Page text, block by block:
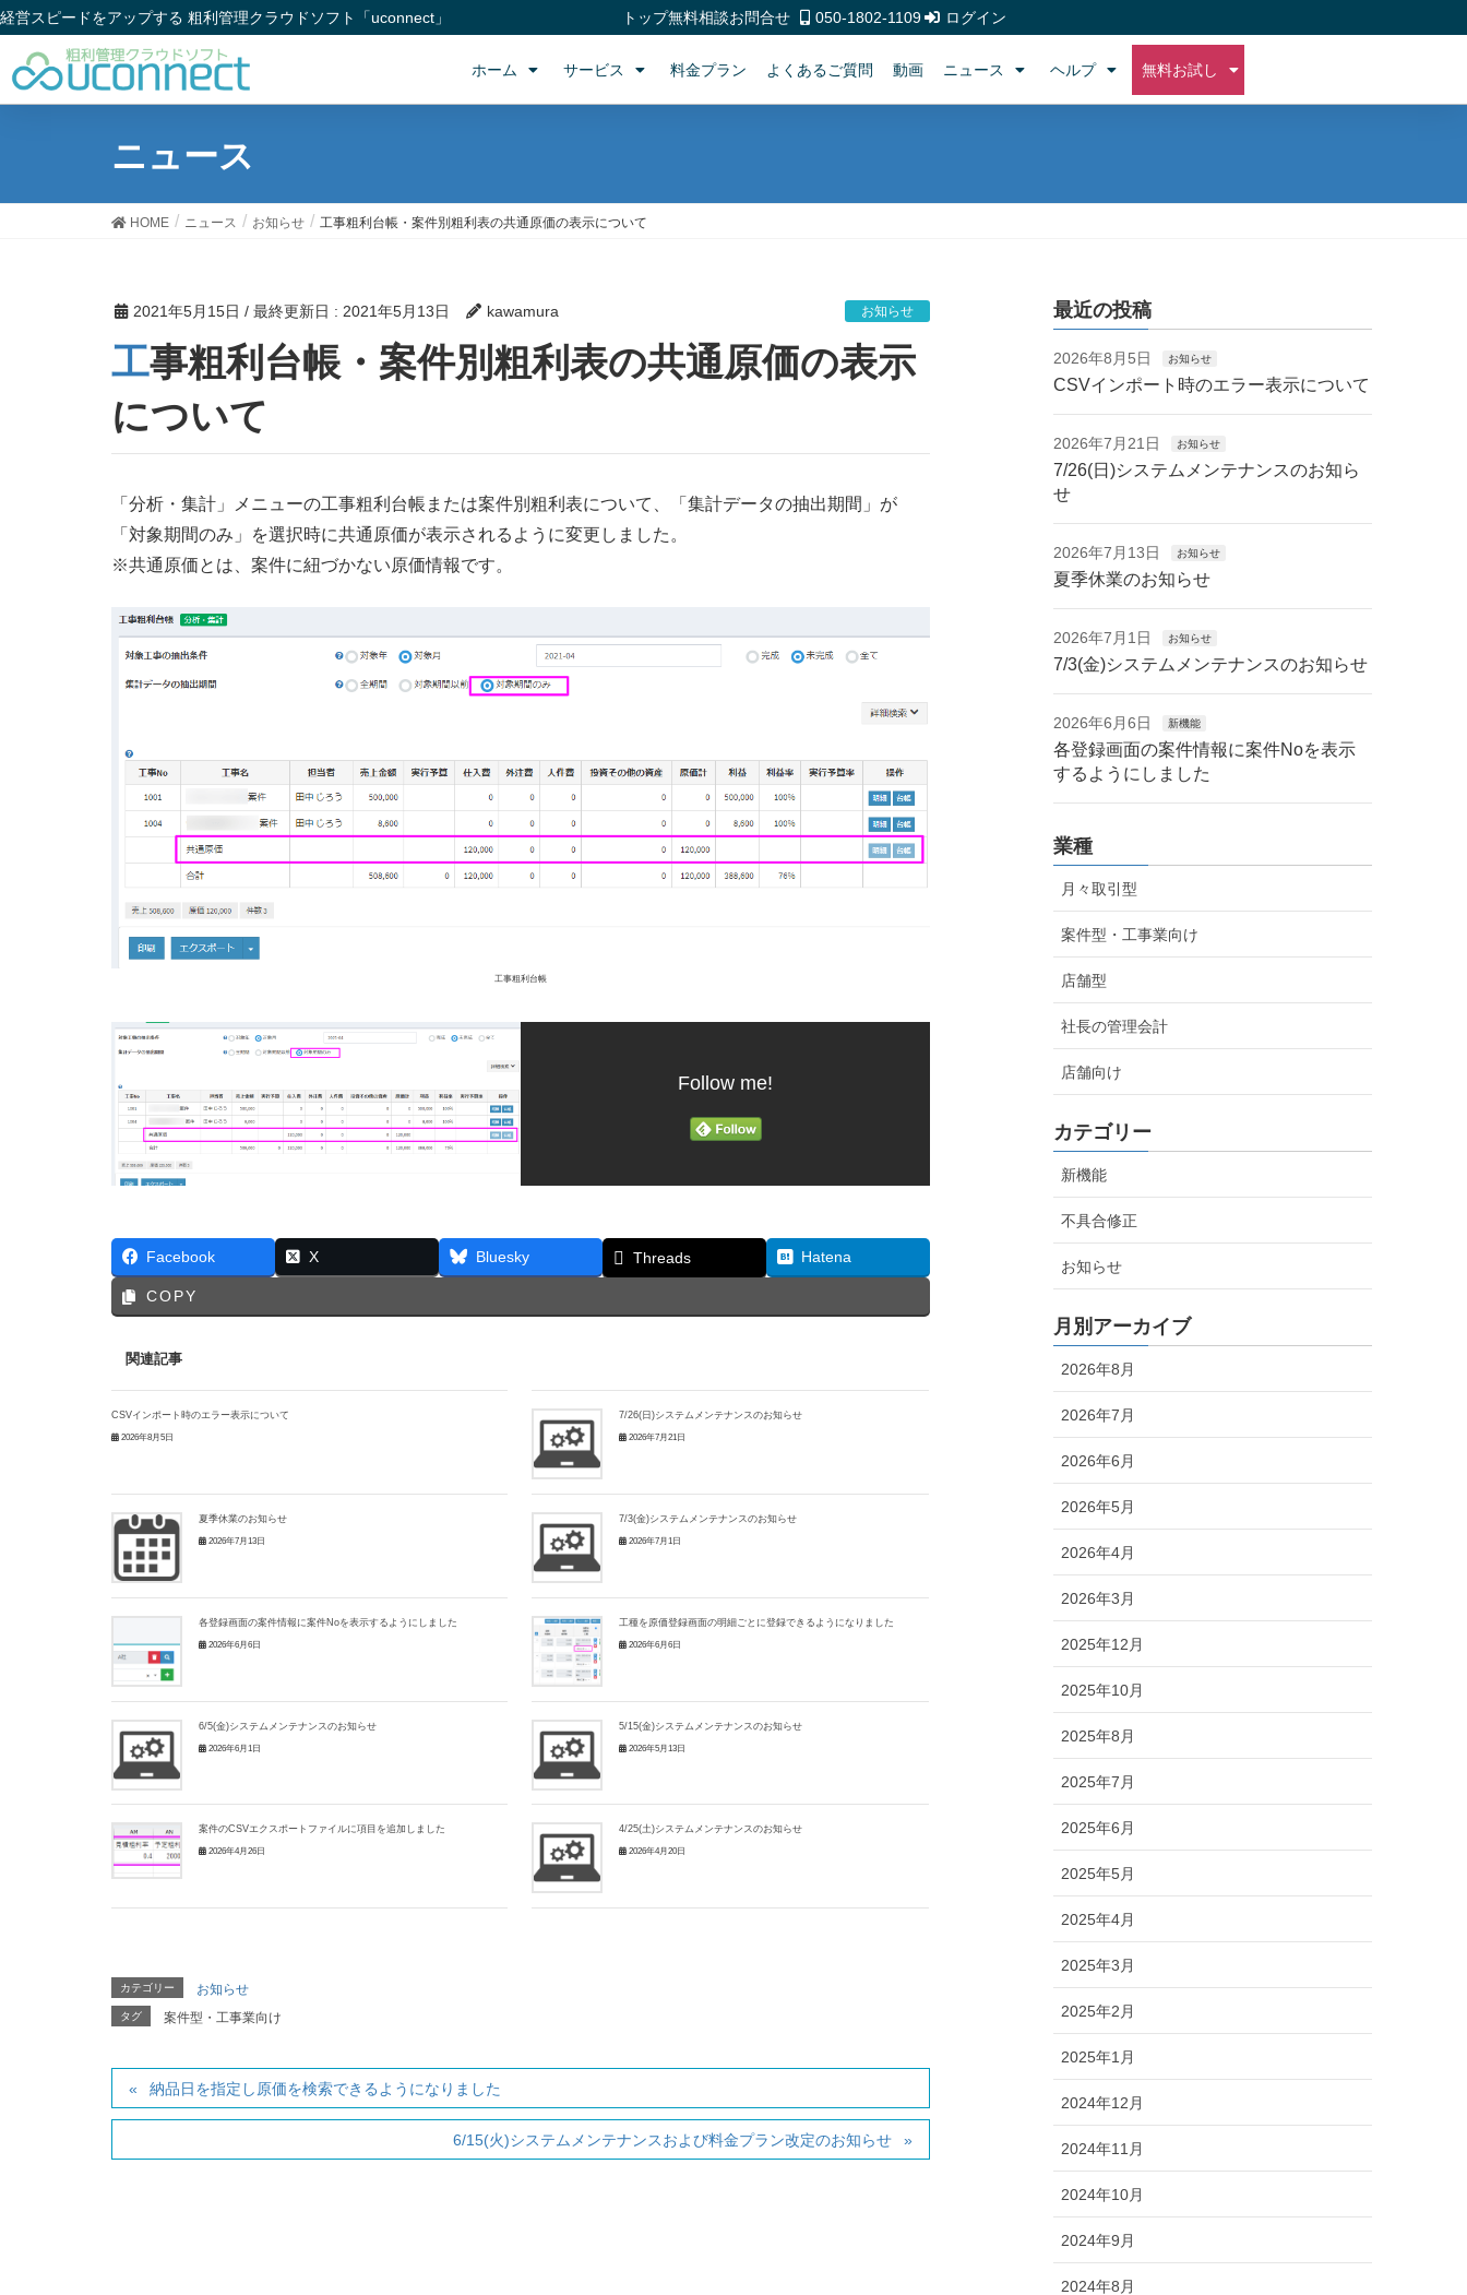
経営スピードをアップする 粗利管理クラウドソフト「uconnect」 トップ無料相談お問合せ 050-1802-1109 ログイン
ホーム サービス 料金プラン よくあるご質問 動画 ニュース ヘルプ 無料お試し
ニュース
HOME ニュース お知らせ 工事粗利台帳・案件別粗利表の共通原価の表示について
2021年5月15日 / 最終更新日 : 2021年5月13日 kawamura お知らせ
工事粗利台帳・案件別粗利表の共通原価の表示
について
「分析・集計」メニューの工事粗利台帳または案件別粗利表について、「集計データの抽出期間」が
「対象期間のみ」を選択時に共通原価が表示されるように変更しました。
※共通原価とは、案件に紐づかない原価情報です。
工事粗利台帳
Follow me!
Facebook X Bluesky Threads Hatena
COPY
関連記事
CSVインポート時のエラー表示について
2026年8月5日
7/26(日)システムメンテナンスのお知らせ
2026年7月21日
夏季休業のお知らせ
2026年7月13日
7/3(金)システムメンテナンスのお知らせ
2026年7月1日
各登録画面の案件情報に案件Noを表示するようにしました
2026年6月6日
工種を原価登録画面の明細ごとに登録できるようになりました
2026年6月6日
6/5(金)システムメンテナンスのお知らせ
2026年6月1日
5/15(金)システムメンテナンスのお知らせ
2026年5月13日
案件のCSVエクスポートファイルに項目を追加しました
2026年4月26日
4/25(土)システムメンテナンスのお知らせ
2026年4月20日
カテゴリー お知らせ
タグ 案件型・工事業向け
納品日を指定し原価を検索できるようになりました
6/15(火)システムメンテナンスおよび料金プラン改定のお知らせ
最近の投稿
2026年8月5日 お知らせ
CSVインポート時のエラー表示について
2026年7月21日 お知らせ
7/26(日)システムメンテナンスのお知ら
せ
2026年7月13日 お知らせ
夏季休業のお知らせ
2026年7月1日 お知らせ
7/3(金)システムメンテナンスのお知らせ
2026年6月6日 新機能
各登録画面の案件情報に案件Noを表示
するようにしました
業種
月々取引型
案件型・工事業向け
店舗型
社長の管理会計
店舗向け
カテゴリー
新機能
不具合修正
お知らせ
月別アーカイブ
2026年8月
2026年7月
2026年6月
2026年5月
2026年4月
2026年3月
2025年12月
2025年10月
2025年8月
2025年7月
2025年6月
2025年5月
2025年4月
2025年3月
2025年2月
2025年1月
2024年12月
2024年11月
2024年10月
2024年9月
2024年8月